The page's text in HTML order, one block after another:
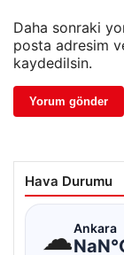
Daha sonraki
posta adresim
kaydedilsin.
Hava Durumu
☁Ankara